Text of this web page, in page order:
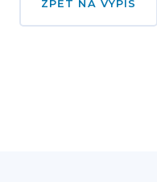
ZPĚT NA VÝPIS